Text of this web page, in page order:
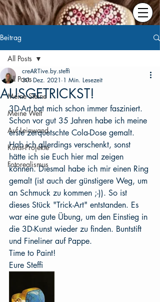
Beitrag
All Posts
Meine Steine
Meine Welt
Auf Leinwand
Kunst-Projekte
Fotorealismus
All Posts
AUSGETRICKST!
creARTive.by.steffi
30. Dez. 2021 1 Min. Lesezeit
3D-Art hat mich schon immer fasziniert.
Schon vor gut 35 Jahren habe ich meine
erste zerquetschte Cola-Dose gemalt.
Hab ich allerdings verschenkt, sonst
hätte ich sie Euch hier mal zeigen
können. Diesmal habe ich mir einen Ring
gemalt (ist auch der günstigere Weg, um
an Schmuck zu kommen ;-)). So ist
dieses Stück "Trick-Art" entstanden. Es
war eine gute Übung, um den Einstieg in
die 3D-Kunst wieder zu finden. Buntstift
und Fineliner auf Pappe.
Time to Paint!
Eure Steffi